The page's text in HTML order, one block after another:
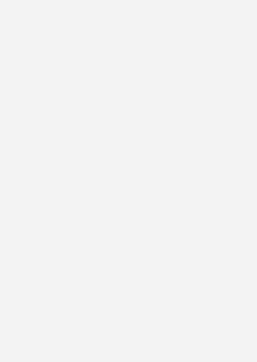
einen besonderen Zellaufbau
eine Effizienz von bis zu 40
(HZB) haben einen Weg
den Wirkungsgrad einer
Prozent zu überwinden. Der
Queisser-Limit – benannt
herausgefunden haben – sind
Siliziums. Um es zu
in die eigentliche
– sogenannte Tetracene –